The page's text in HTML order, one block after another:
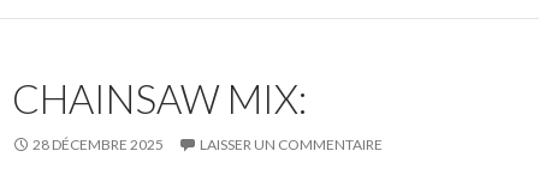
CHAINSAW MIX:
28 DÉCEMBRE 2025 LAISSER UN COMMENTAIRE